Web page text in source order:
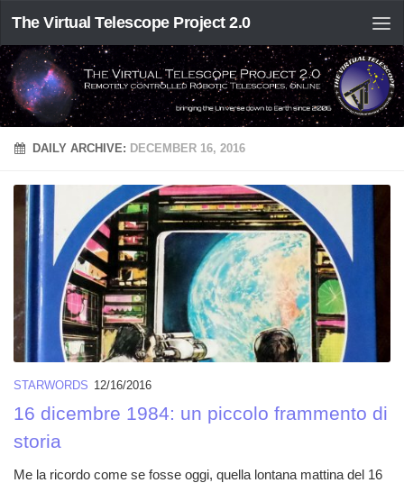
The Virtual Telescope Project 2.0
DAILY ARCHIVE: DECEMBER 16, 2016
STARWORDS 12/16/2016
16 dicembre 1984: un piccolo frammento di
storia
Me la ricordo come se fosse oggi, quella lontana mattina del 16